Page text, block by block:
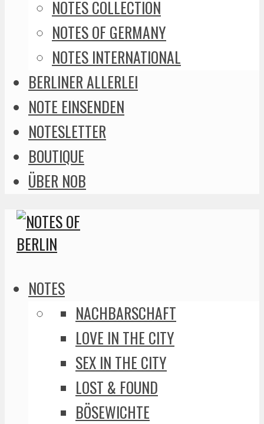
NOTES COLLECTION
NOTES OF GERMANY
NOTES INTERNATIONAL
BERLINER ALLERLEI
NOTE EINSENDEN
NOTESLETTER
BOUTIQUE
ÜBER NOB
NOTES
NACHBARSCHAFT
LOVE IN THE CITY
SEX IN THE CITY
LOST & FOUND
BÖSEWICHTE